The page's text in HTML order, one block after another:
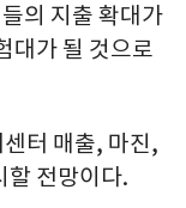
의 지출 확대가
대가 될 것으로
터 매출, 마진,
할 전망이다.